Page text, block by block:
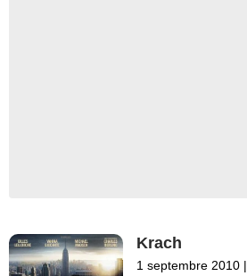
Krach
1 septembre 2010 |